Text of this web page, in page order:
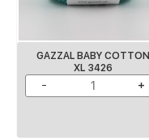
GAZZAL BABY COTTON
XL 3426